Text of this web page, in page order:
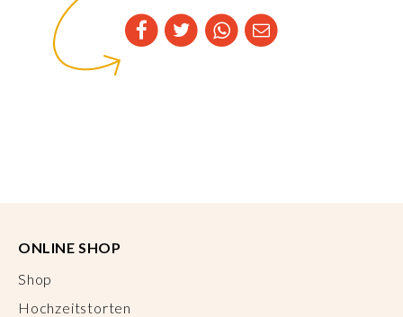
ONLINE SHOP
Shop
Hochzeitstorten